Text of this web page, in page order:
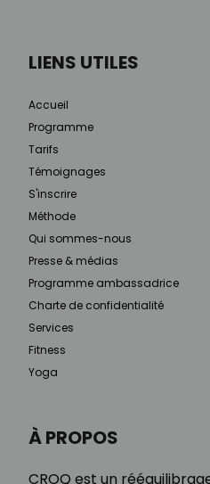
À PROPOS
CROQ est un
LIENS UTILES
Accueil
Programme
Tarifs
Témoignages
S'inscrire
Méthode
Qui sommes-nous
Presse & médias
Programme ambassadrice
Charte de confidentialité
Services
Fitness
Yoga